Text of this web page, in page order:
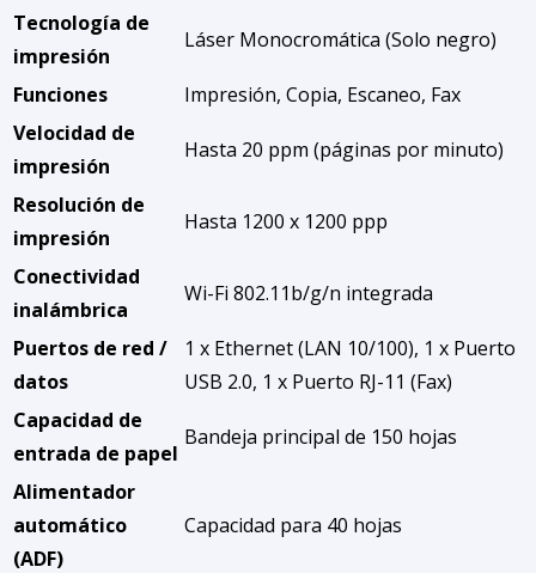
Tecnología de
impresión
Láser Monocromática (Solo negro)
Funciones
Impresión, Copia, Escaneo, Fax
Velocidad de
impresión
Hasta 20 ppm (páginas por minuto)
Resolución de
impresión
Hasta 1200 x 1200 ppp
Conectividad
inalámbrica
Wi-Fi 802.11b/g/n integrada
Puertos de red /
datos
1 x Ethernet (LAN 10/100), 1 x Puerto
USB 2.0, 1 x Puerto RJ-11 (Fax)
Capacidad de
entrada de papel
Bandeja principal de 150 hojas
Alimentador
automático
(ADF)
Capacidad para 40 hojas